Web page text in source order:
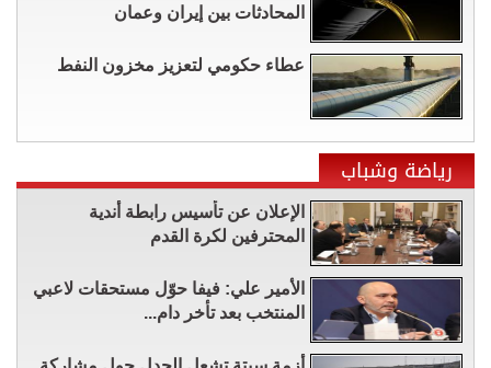
المحادثات بين إيران وعمان
عطاء حكومي لتعزيز مخزون النفط
رياضة وشباب
الإعلان عن تأسيس رابطة أندية
المحترفين لكرة القدم
الأمير علي: فيفا حوّل مستحقات لاعبي
المنتخب بعد تأخر دام...